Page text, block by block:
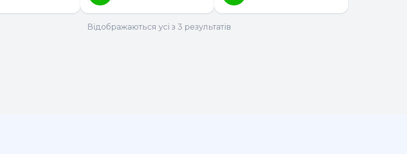
ПОШУК ТОВАРІВ:Відображаються усі з 3 результатів